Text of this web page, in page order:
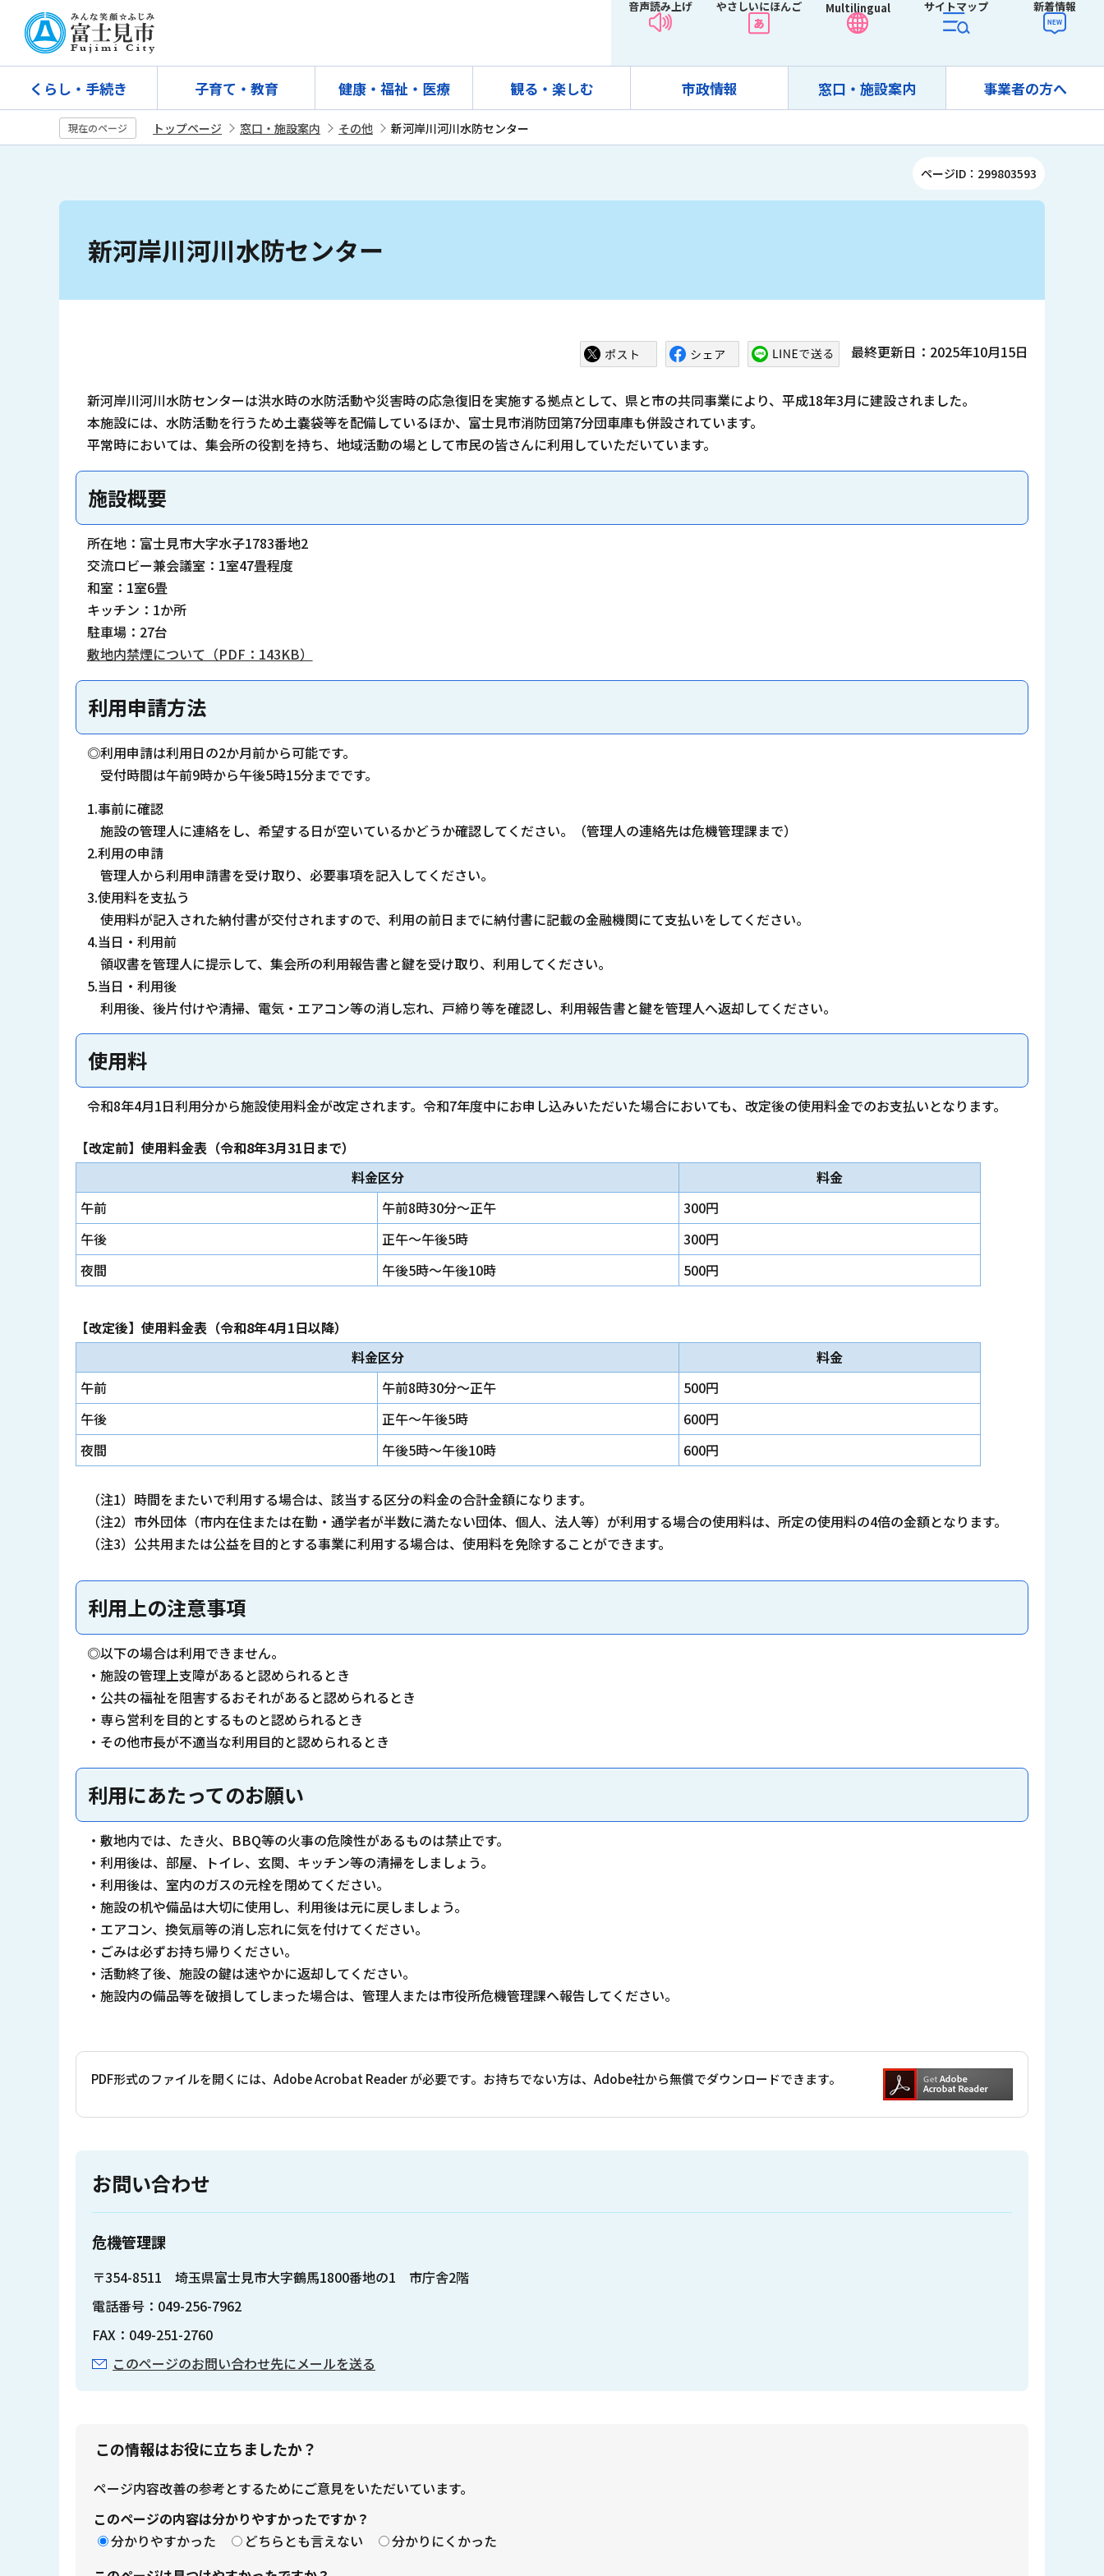
先
音声読み上げ やさしいにほんご Multilingual サイトマップ 新着情報
くらし・手続き 子育て・教育 健康・福祉・医療 観る・楽しむ 市政情報 窓口・施設案内 事業者の方へ
現在のページ トップページ 窓口・施設案内 その他 新河岸川河川水防センター
ページID：299803593
新河岸川河川水防センター
最終更新日：2025年10月15日
新河岸川河川水防センターは洪水時の水防活動や災害時の応急復旧を実施する拠点として、県と市の共同事業により、平成18年3月に建設されました。
本施設には、水防活動を行うため土嚢袋等を配備しているほか、富士見市消防団第7分団車庫も併設されています。
平常時においては、集会所の役割を持ち、地域活動の場として市民の皆さんに利用していただいています。
施設概要
所在地：富士見市大字水子1783番地2
交流ロビー兼会議室：1室47畳程度
和室：1室6畳
キッチン：1か所
駐車場：27台
敷地内禁煙について（PDF：143KB）
利用申請方法
◎利用申請は利用日の2か月前から可能です。
受付時間は午前9時から午後5時15分までです。
1.事前に確認
施設の管理人に連絡をし、希望する日が空いているかどうか確認してください。（管理人の連絡先は危機管理課まで）
2.利用の申請
管理人から利用申請書を受け取り、必要事項を記入してください。
3.使用料を支払う
使用料が記入された納付書が交付されますので、利用の前日までに納付書に記載の金融機関にて支払いをしてください。
4.当日・利用前
領収書を管理人に提示して、集会所の利用報告書と鍵を受け取り、利用してください。
5.当日・利用後
利用後、後片付けや清掃、電気・エアコン等の消し忘れ、戸締り等を確認し、利用報告書と鍵を管理人へ返却してください。
使用料
令和8年4月1日利用分から施設使用料金が改定されます。令和7年度中にお申し込みいただいた場合においても、改定後の使用料金でのお支払いとなります。
【改定前】使用料金表（令和8年3月31日まで）
料金区分
料金
午前
午前8時30分～正午
300円
午後
正午～午後5時
300円
夜間
午後5時～午後10時 500円
【改定後】使用料金表（令和8年4月1日以降）
料金区分
料金
午前
午前8時30分～正午
500円
午後
正午～午後5時
600円
夜間
午後5時～午後10時 600円
（注1）時間をまたいで利用する場合は、該当する区分の料金の合計金額になります。
（注2）市外団体（市内在住または在勤・通学者が半数に満たない団体、個人、法人等）が利用する場合の使用料は、所定の使用料の4倍の金額となります。
（注3）公共用または公益を目的とする事業に利用する場合は、使用料を免除することができます。
利用上の注意事項
◎以下の場合は利用できません。
・施設の管理上支障があると認められるとき
・公共の福祉を阻害するおそれがあると認められるとき
・専ら営利を目的とするものと認められるとき
・その他市長が不適当な利用目的と認められるとき
利用にあたってのお願い
・敷地内では、たき火、BBQ等の火事の危険性があるものは禁止です。
・利用後は、部屋、トイレ、玄関、キッチン等の清掃をしましょう。
・利用後は、室内のガスの元栓を閉めてください。
・施設の机や備品は大切に使用し、利用後は元に戻しましょう。
・エアコン、換気扇等の消し忘れに気を付けてください。
・ごみは必ずお持ち帰りください。
・活動終了後、施設の鍵は速やかに返却してください。
・施設内の備品等を破損してしまった場合は、管理人または市役所危機管理課へ報告してください。
PDF形式のファイルを開くには、Adobe Acrobat Reader が必要です。お持ちでない方は、Adobe社から無償でダウンロードできます。
お問い合わせ
危機管理課
〒354-8511 埼玉県富士見市大字鶴馬1800番地の1 市庁舎2階
電話番号：049-256-7962
FAX：049-251-2760
このページのお問い合わせ先にメールを送る
この情報はお役に立ちましたか？
ページ内容改善の参考とするためにご意見をいただいています。
このページの内容は分かりやすかったですか？
分かりやすかった
どちらとも言えない
分かりにくかった